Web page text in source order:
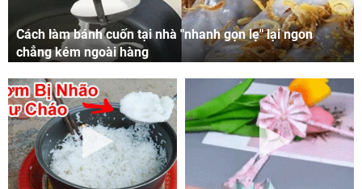
Cách làm bánh cuốn tại nhà "nhanh gọn lẹ" lại ngon
chẳng kém ngoài hàng